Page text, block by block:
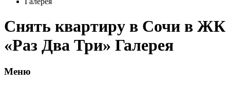
Снять квартиру в Сочи в ЖК
«Раз Два Три» Галерея
Меню